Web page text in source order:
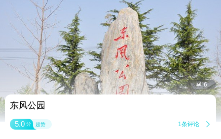
 6
东风公园
5.0 分 超赞 1条评论 